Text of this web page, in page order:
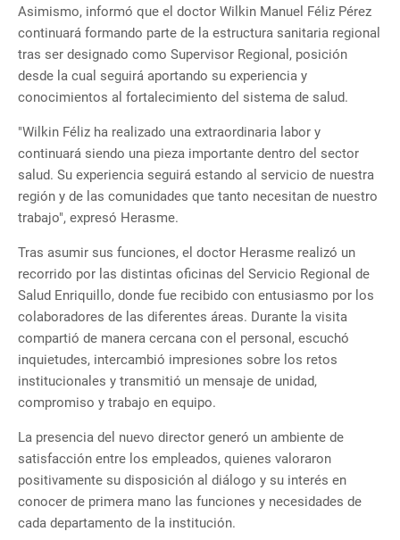
Asimismo, informó que el doctor Wilkin Manuel Féliz Pérez
continuará formando parte de la estructura sanitaria regional
tras ser designado como Supervisor Regional, posición
desde la cual seguirá aportando su experiencia y
conocimientos al fortalecimiento del sistema de salud.
"Wilkin Féliz ha realizado una extraordinaria labor y
continuará siendo una pieza importante dentro del sector
salud. Su experiencia seguirá estando al servicio de nuestra
región y de las comunidades que tanto necesitan de nuestro
trabajo", expresó Herasme.
Tras asumir sus funciones, el doctor Herasme realizó un
recorrido por las distintas oficinas del Servicio Regional de
Salud Enriquillo, donde fue recibido con entusiasmo por los
colaboradores de las diferentes áreas. Durante la visita
compartió de manera cercana con el personal, escuchó
inquietudes, intercambió impresiones sobre los retos
institucionales y transmitió un mensaje de unidad,
compromiso y trabajo en equipo.
La presencia del nuevo director generó un ambiente de
satisfacción entre los empleados, quienes valoraron
positivamente su disposición al diálogo y su interés en
conocer de primera mano las funciones y necesidades de
cada departamento de la institución.